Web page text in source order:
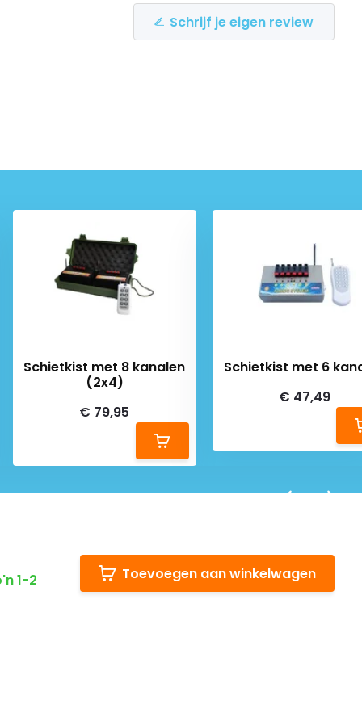
Schrijf je eigen review
Schietkist met 8 kanalen
(2x4)
€ 79,95
Schietkist met 6
€ 47,49
1-2 Toevoegen aan winkelwagen